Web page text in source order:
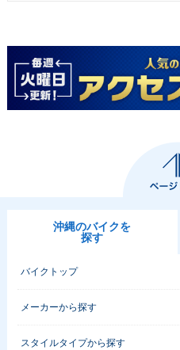
沖縄のバイクを
探す
バイクトップ
メーカーから探す
スタイルタイプから探す